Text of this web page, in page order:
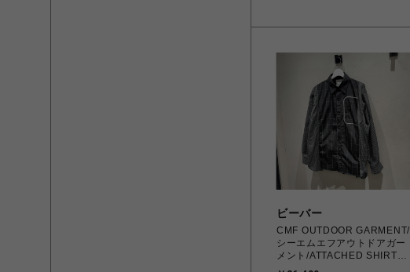
ビーバー
CMF OUTDOOR GARMENT/
シーエムエフアウトドアガー
メント/ATTACHED SHIRTS
CMF2602-S02